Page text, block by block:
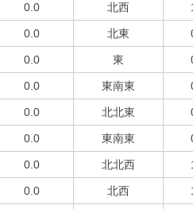
0.0 北西
0.0 北東
0.0 東
0.0 東南東
0.0 北北東
0.0 東南東
0.0 北北西
0.0 北西